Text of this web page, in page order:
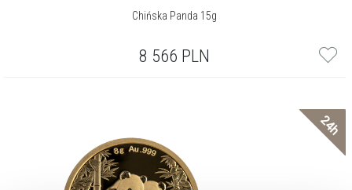
Chińska Panda 15g
8 566 PLN
24h